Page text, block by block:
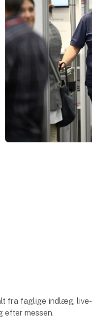
fra faglige indlæg, live-
efter messen.